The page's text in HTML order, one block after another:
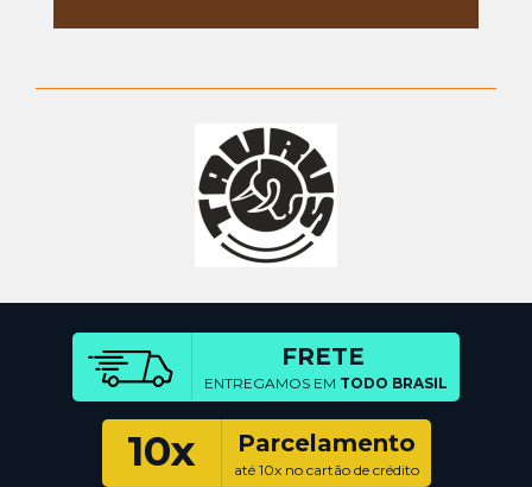
FRETE
ENTREGAMOS EM TODO BRASIL
10x Parcelamento
até 10x no cartão de crédito